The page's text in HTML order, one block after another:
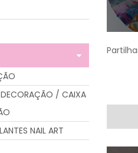
/ CAIXA
NAIL ART